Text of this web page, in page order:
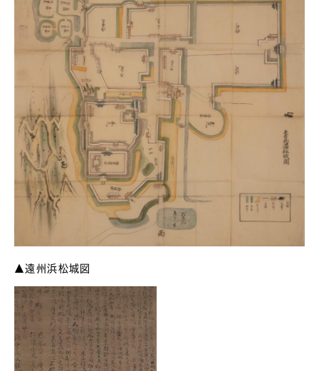
▲遠州浜松城図